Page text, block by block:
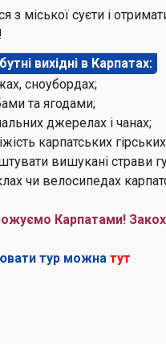
з міської суєти і
вихідні в Карпатах:
сноубордах;
та ягодами;
джерелах і чанах;
карпатських
вишукані страви
чи велосипедах
Карпатами!
тур можна тут